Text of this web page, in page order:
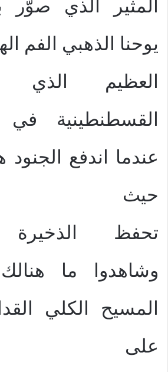
المثير الذي صوّر
يوحنا الذهبي الفم
العظيم
عندما اندفع
حيث
تحفظ الذخيرة
وشاهدوا ما
المسيح الكلي
على